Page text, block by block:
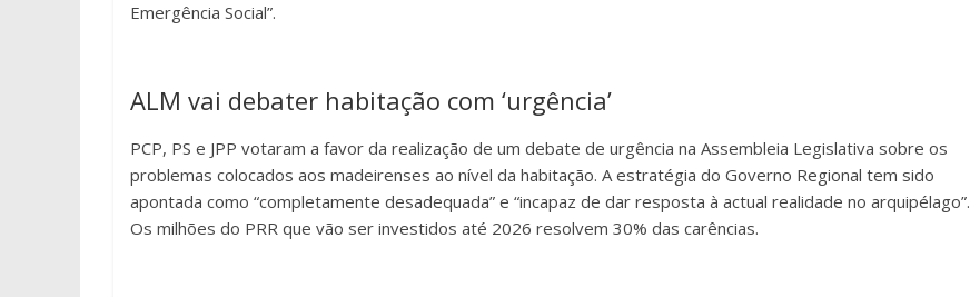
Emergência Social”.
ALM vai debater habitação com ‘urgência’
PCP, PS e JPP votaram a favor da realização de um debate de urgência na Assembleia Legislativa sobre os
problemas colocados aos madeirenses ao nível da habitação. A estratégia do Governo Regional tem sido
apontada como “completamente desadequada” e “incapaz de dar resposta à actual realidade no arquipélago”.
Os milhões do PRR que vão ser investidos até 2026 resolvem 30% das carências.